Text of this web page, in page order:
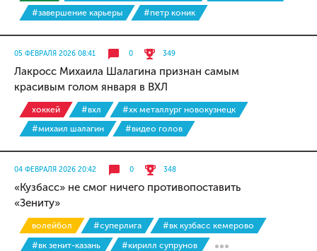
#завершение карьеры
#петр коник
05 ФЕВРАЛЯ 2026 08:41 0 349
Лакросс Михаила Шалагина признан самым
красивым голом января в ВХЛ
хоккей #вхл
#хк металлург новокузнецк
#михаил шалагин
#видео голов
04 ФЕВРАЛЯ 2026 20:42 0 348
«Кузбасс» не смог ничего противопоставить
«Зениту»
волейбол #суперлига
#вк кузбасс кемерово
#вк зенит-казань
#кирилл супрунов